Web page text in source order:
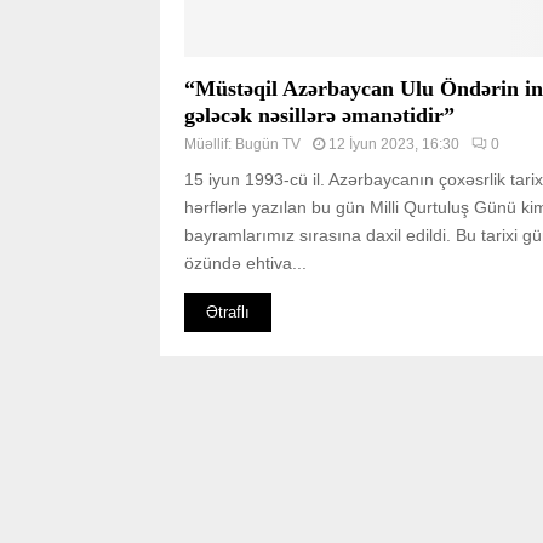
“Müstəqil Azərbaycan Ulu Öndərin
gələcək nəsillərə əmanətidir”
Müəllif: Bugün TV 12 İyun 2023, 16:30 0
15 iyun 1993-cü il. Azərbaycanın çoxəsrlik
hərflərlə yazılan bu gün Milli Qurtuluş Günü
bayramlarımız sırasına daxil edildi. Bu tarixi
özündə ehtiva...
Ətraflı